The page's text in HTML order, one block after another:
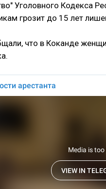
Уголовного Кодекса
грозит до 15 лет
что в Коканде